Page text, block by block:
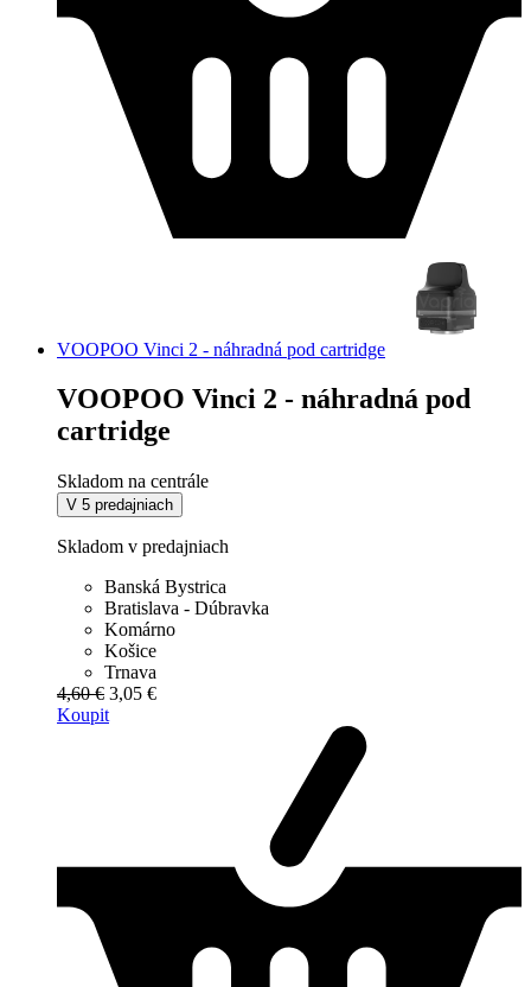
VOOPOO Vinci 2 - náhradná pod cartridge
VOOPOO Vinci 2 - náhradná pod
cartridge
Skladom na centrále
V 5 predajniach
Skladom v predajniach
Banská Bystrica
Bratislava - Dúbravka
Komárno
Košice
Trnava
4,60 € 3,05 €
Koupit